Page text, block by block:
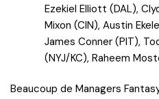
Ezekiel Elliott (DAL),
Mixon (CIN), Austin
James Conner (PIT),
(NYJ/KC), Raheem
Beaucoup de Managers